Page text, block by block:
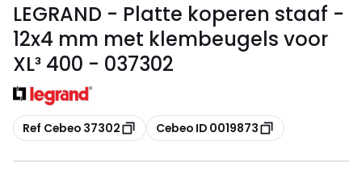
LEGRAND - Platte koperen staaf -
12x4 mm met klembeugels voor
XL³ 400 - 037302
Kopiëren
Ref Cebeo 37302 Kopiëren
Cebeo ID 0019873